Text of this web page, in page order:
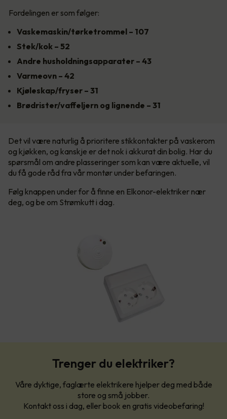
Fordelingen er som følger:
Vaskemaskin/tørketrommel – 107
Stek/kok – 52
Andre husholdningsapparater – 43
Varmeovn – 42
Kjøleskap/fryser – 31
Brødrister/vaffeljern og lignende – 31
Det vil være naturlig å prioritere stikkontakter på vaskerom
og kjøkken, og kanskje er det nok i akkurat din bolig. Har du
spørsmål om andre plasseringer som kan være aktuelle, vil
du få gode råd fra vår montør under befaringen.
Følg knappen under for å finne en Elkonor-elektriker nær
deg, og be om Strømkutt i dag.
Trenger du elektriker?
Våre dyktige, faglærte elektrikere hjelper deg med både
store og små jobber.
Kontakt oss i dag, eller book en gratis videobefaring!